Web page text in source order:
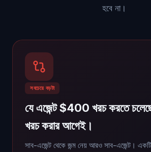
হবে না।
সবচেয়ে বড়টা
যে এজেন্ট $400 খরচ করতে
খরচ করার আগেই।
সাব-এজেন্ট থেকে জন্ম নেয় আরও সাব-এজেন্ট।